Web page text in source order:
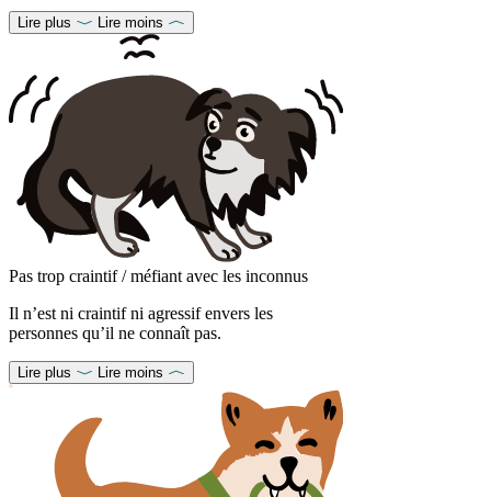
Lire plus Lire moins
Pas trop craintif / méfiant avec les inconnus
Il n’est ni craintif ni agressif envers les
personnes qu’il ne connaît pas.
Lire plus Lire moins